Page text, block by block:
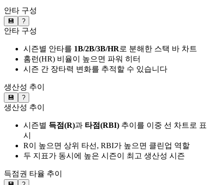
안타 구성
💾 ?
안타 구성
시즌별 안타를 1B/2B/3B/HR로 분해한 스택 바 차트
홈런(HR) 비율이 높으면 파워 히터
시즌 간 장타력 변화를 추적할 수 있습니다
생산성 추이
💾 ?
생산성 추이
시즌별 득점(R)과 타점(RBI) 추이를 이중 선 차트로 표
시
R이 높으면 상위 타선, RBI가 높으면 클린업 역할
두 지표가 동시에 높은 시즌이 최고 생산성 시즌
득점권 타율 추이